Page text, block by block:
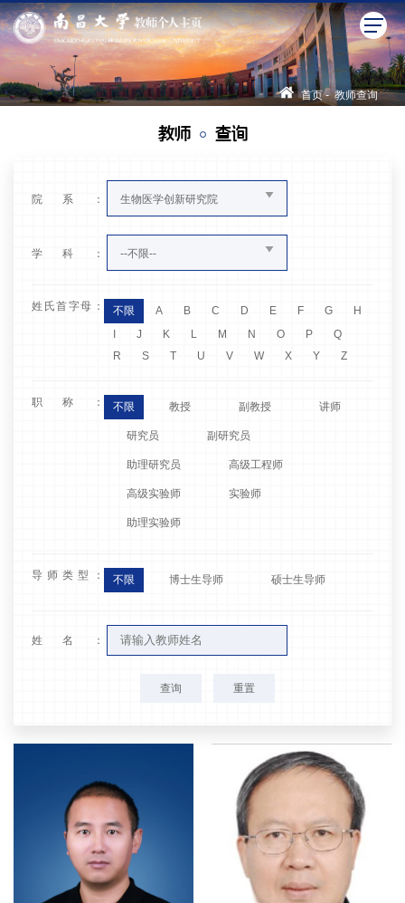
首页 - 教师查询
教师 查询
院系： 生物医学创新研究院
学科： --不限--
姓氏首字母： 不限 A B C D E F G
H
I
J K L M N O P
Q
R
S T U V W X Y Z
职称： 不限 教授 副教授 讲师
研究员 副研究员
助理研究员 高级工程师
高级实验师 实验师
助理实验师
导师类型： 不限 博士生导师 硕士生导师
姓名：
查询 重置